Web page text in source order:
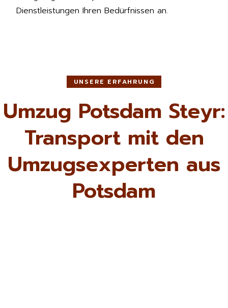
Dienstleistungen Ihren Bedürfnissen an.
UNSERE ERFAHRUNG
Umzug Potsdam Steyr:
Transport mit den
Umzugsexperten aus
Potsdam